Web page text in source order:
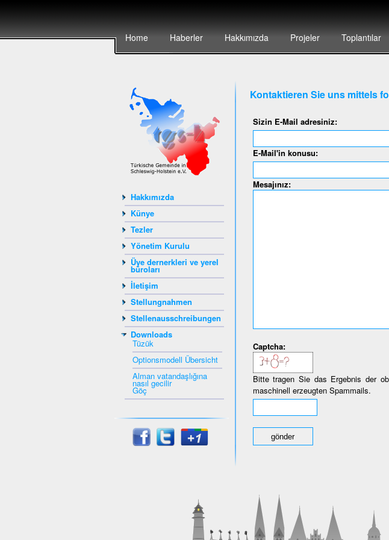
Home Haberler Hakkımızda Projeler Toplantılar
Hakkımızda
Künye
Tezler
Yönetim Kurulu
Üye dernerkleri ve yerel
büroları
İletişim
Stellungnahmen
Stellenausschreibungen
Downloads
Tüzük
Optionsmodell Übersicht
Alman vatandaşlığına
nasıl gecilir
Göç
Kontaktieren Sie uns mittels
Sizin E-Mail adresiniz:
E-Mail'in konusu:
Mesajınız:
Captcha:
Bitte tragen Sie das Ergebnis der
maschinell erzeugten Spammails.